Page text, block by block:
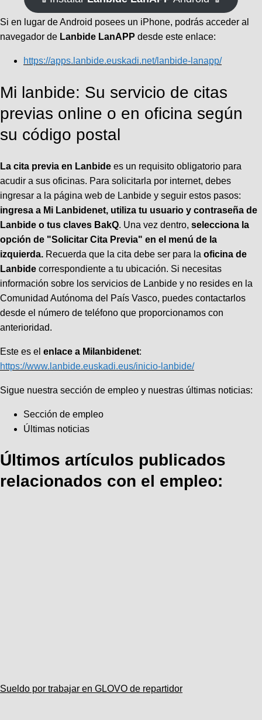
Si en lugar de Android posees un iPhone, podrás acceder al
navegador de Lanbide LanAPP desde este enlace:
https://apps.lanbide.euskadi.net/lanbide-lanapp/
Mi lanbide: Su servicio de citas
previas online o en oficina según
su código postal
La cita previa en Lanbide es un requisito obligatorio para
acudir a sus oficinas. Para solicitarla por internet, debes
ingresar a la página web de Lanbide y seguir estos pasos:
ingresa a Mi Lanbidenet, utiliza tu usuario y contraseña de
Lanbide o tus claves BakQ. Una vez dentro, selecciona la
opción de "Solicitar Cita Previa" en el menú de la
izquierda. Recuerda que la cita debe ser para la oficina de
Lanbide correspondiente a tu ubicación. Si necesitas
información sobre los servicios de Lanbide y no resides en la
Comunidad Autónoma del País Vasco, puedes contactarlos
desde el número de teléfono que proporcionamos con
anterioridad.
Este es el enlace a Milanbidenet:
https://www.lanbide.euskadi.eus/inicio-lanbide/
Sigue nuestra sección de empleo y nuestras últimas noticias:
Sección de empleo
Últimas noticias
Últimos artículos publicados
relacionados con el empleo:
Sueldo por trabajar en GLOVO de repartidor